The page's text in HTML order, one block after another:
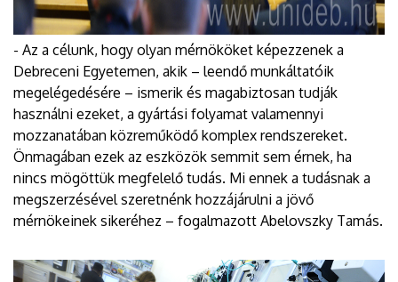
- Az a célunk, hogy olyan mérnököket képezzenek a
Debreceni Egyetemen, akik – leendő munkáltatóik
megelégedésére – ismerik és magabiztosan tudják
használni ezeket, a gyártási folyamat valamennyi
mozzanatában közreműködő komplex rendszereket.
Önmagában ezek az eszközök semmit sem érnek, ha
nincs mögöttük megfelelő tudás. Mi ennek a tudásnak a
megszerzésével szeretnénk hozzájárulni a jövő
mérnökeinek sikeréhez – fogalmazott Abelovszky Tamás.